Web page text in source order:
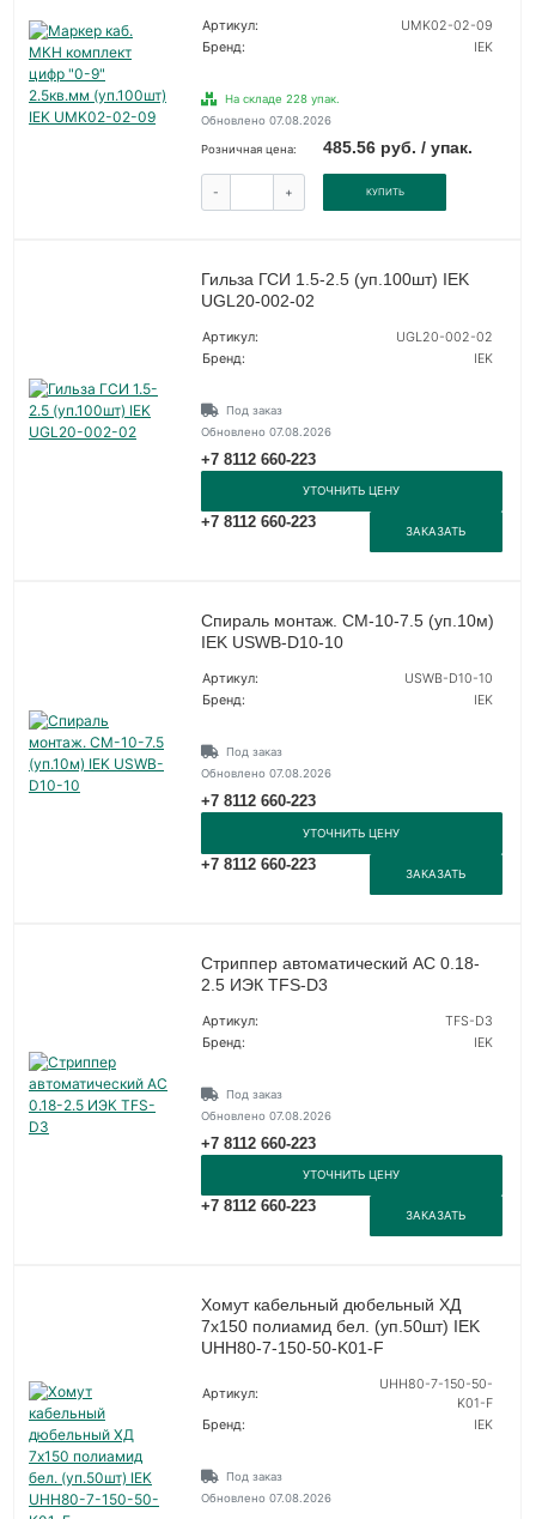
Артикул:
UMK02-02-09
Бренд:
IEK
На складе 228 упак.
Обновлено 07.08.2026
Розничная цена: 485.56 руб. / упак.
- + КУПИТЬ
Гильза ГСИ 1.5-2.5 (уп.100шт) IEK
UGL20-002-02
Артикул:
UGL20-002-02
Бренд:
IEK
Под заказ
Обновлено 07.08.2026
+7 8112 660-223
УТОЧНИТЬ ЦЕНУ
+7 8112 660-223
ЗАКАЗАТЬ
Спираль монтаж. СМ-10-7.5 (уп.10м)
IEK USWB-D10-10
Артикул:
USWB-D10-10
Бренд:
IEK
Под заказ
Обновлено 07.08.2026
+7 8112 660-223
УТОЧНИТЬ ЦЕНУ
+7 8112 660-223
ЗАКАЗАТЬ
Стриппер автоматический АС 0.18-
2.5 ИЭК TFS-D3
Артикул:
TFS-D3
Бренд:
IEK
Под заказ
Обновлено 07.08.2026
+7 8112 660-223
УТОЧНИТЬ ЦЕНУ
+7 8112 660-223
ЗАКАЗАТЬ
Хомут кабельный дюбельный ХД
7х150 полиамид бел. (уп.50шт) IEK
UHH80-7-150-50-K01-F
Артикул:
UHH80-7-150-50-
K01-F
Бренд:
IEK
Под заказ
Обновлено 07.08.2026